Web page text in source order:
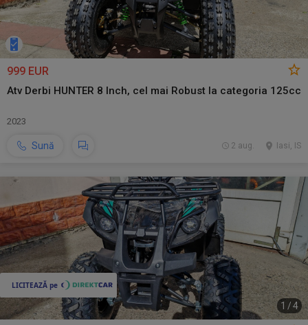
999 EUR
Atv Derbi HUNTER 8 Inch, cel mai Robust la categoria 125cc
2023
Sună Iasi, IS
2 aug.
1 /4